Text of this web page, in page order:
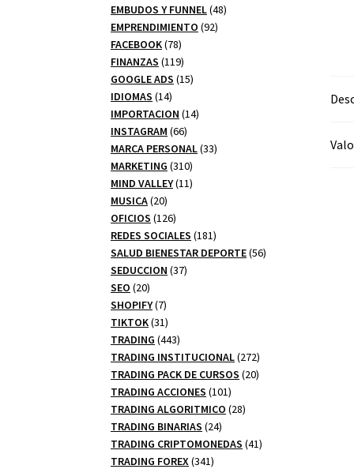
productos
EMBUDOS Y FUNNEL 4848
EMPRENDIMIENTO 9292
FACEBOOK 7878
productos
FINANZAS 119119
productos
GOOGLE ADS 1515
IDIOMAS 1414
productos
IMPORTACION 1414
INSTAGRAM 6666
productos
MARCA PERSONAL 3333
MARKETING 310310
productos
MIND VALLEY 1111
MUSICA 2020
productos
OFICIOS 126126
productos
REDES SOCIALES 181181
productos
SALUD BIENESTAR DEPORTE 5656
SEDUCCION 3737
SEO 2020
productos
SHOPIFY 77
productos
TIKTOK 3131
productos
TRADING 443443
productos
TRADING INSTITUCIONAL 272272
productos
TRADING PACK DE CURSOS 2020
TRADING ACCIONES 101101
productos
TRADING ALGORITMICO 2828
TRADING BINARIAS 2424
productos
TRADING CRIPTOMONEDAS 4141
TRADING FOREX 341341